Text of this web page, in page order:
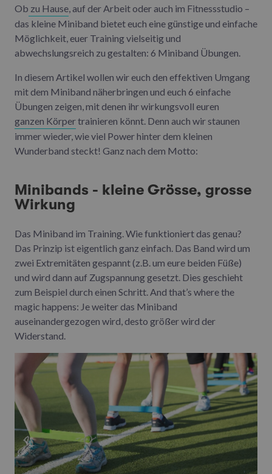
Ob zu Hause, auf der Arbeit oder auch im Fitnessstudio –
das kleine Miniband bietet euch eine günstige und einfache
Möglichkeit, euer Training vielseitig und
abwechslungsreich zu gestalten: 6 Miniband Übungen.
In diesem Artikel wollen wir euch den effektiven Umgang
mit dem Miniband näherbringen und euch 6 einfache
Übungen zeigen, mit denen ihr wirkungsvoll euren
ganzen Körpertrainieren könnt. Denn auch wir staunen
immer wieder, wie viel Power hinter dem kleinen
Wunderband steckt! Ganz nach dem Motto:
Minibands - kleine Grösse, grosse
Wirkung
Das Miniband im Training. Wie funktioniert das genau?
Das Prinzip ist eigentlich ganz einfach. Das Band wird um
zwei Extremitäten gespannt (z.B. um eure beiden Füße)
und wird dann auf Zugspannung gesetzt. Dies geschieht
zum Beispiel durch einen Schritt. And that’s where the
magic happens: Je weiter das Miniband
auseinandergezogen wird, desto größer wird der
Widerstand.